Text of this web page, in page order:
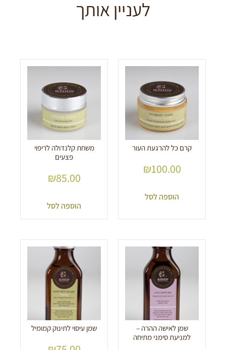
לעניין אותך
קרם כל להרגעת העור
₪100.00
הוספה לסל
משחת קלנדולה לריפוי
פצעים
₪85.00
הוספה לסל
שמן לאישה ההרה –
למניעת סימני מתיחה
שמן עיסוי לתינוק קמומיל